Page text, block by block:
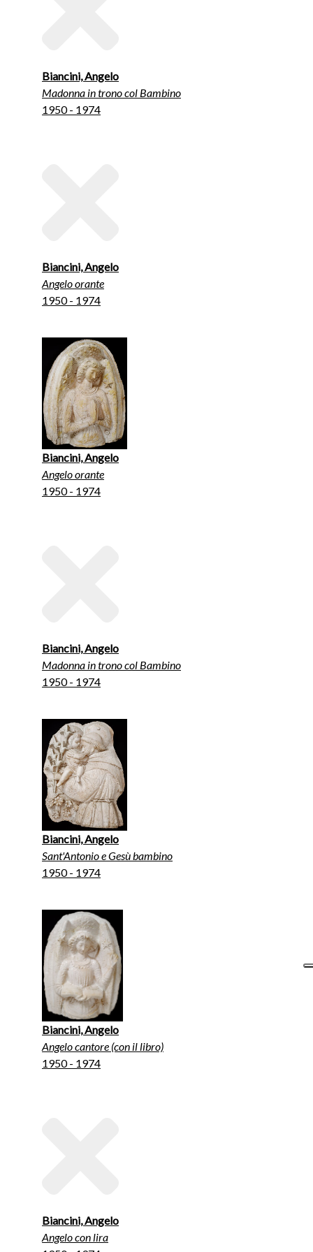
Biancini, Angelo
Madonna in trono col Bambino
1950 - 1974
Biancini, Angelo
Angelo orante
1950 - 1974
Biancini, Angelo
Angelo orante
1950 - 1974
Biancini, Angelo
Madonna in trono col Bambino
1950 - 1974
Biancini, Angelo
Sant'Antonio e Gesù bambino
1950 - 1974
Biancini, Angelo
Angelo cantore (con il libro)
1950 - 1974
Biancini, Angelo
Angelo con lira